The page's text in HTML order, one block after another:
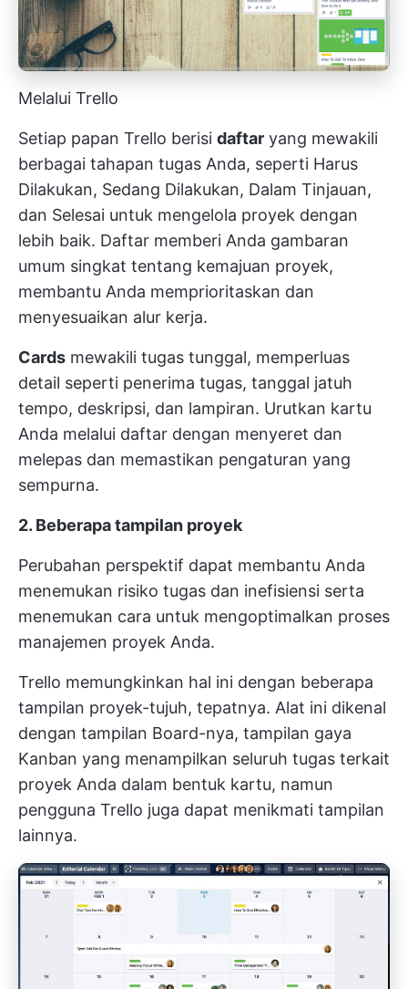
Melalui Trello
Setiap papan Trello berisi daftar yang mewakili
berbagai tahapan tugas Anda, seperti Harus
Dilakukan, Sedang Dilakukan, Dalam Tinjauan,
dan Selesai untuk mengelola proyek dengan
lebih baik. Daftar memberi Anda gambaran
umum singkat tentang kemajuan proyek,
membantu Anda memprioritaskan dan
menyesuaikan alur kerja.
Cards mewakili tugas tunggal, memperluas
detail seperti penerima tugas, tanggal jatuh
tempo, deskripsi, dan lampiran. Urutkan kartu
Anda melalui daftar dengan menyeret dan
melepas dan memastikan pengaturan yang
sempurna.
2. Beberapa tampilan proyek
Perubahan perspektif dapat membantu Anda
menemukan risiko tugas dan inefisiensi serta
menemukan cara untuk mengoptimalkan proses
manajemen proyek Anda.
Trello memungkinkan hal ini dengan beberapa
tampilan proyek-tujuh, tepatnya. Alat ini dikenal
dengan tampilan Board-nya, tampilan gaya
Kanban yang menampilkan seluruh tugas terkait
proyek Anda dalam bentuk kartu, namun
pengguna Trello juga dapat menikmati tampilan
lainnya.